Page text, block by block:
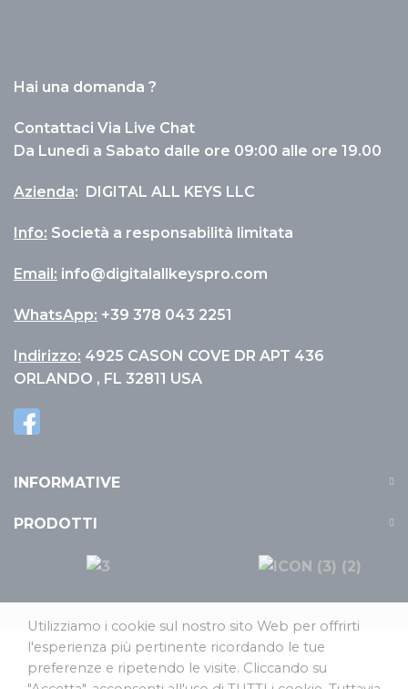
Hai una domanda ?
Contattaci Via Live Chat
Da Lunedì a Sabato dalle ore 09:00 alle ore 19.00
Azienda: DIGITAL ALL KEYS LLC
Info: Società a responsabilità limitata
Email: info@digitalallkeyspro.com
WhatsApp: +39 378 043 2251
Indirizzo: 4925 CASON COVE DR APT 436
ORLANDO , FL 32811 USA
INFORMATIVE
PRODOTTI
Utilizziamo i cookie sul nostro sito Web per offrirti
l'esperienza più pertinente ricordando le tue
preferenze e ripetendo le visite. Cliccando su